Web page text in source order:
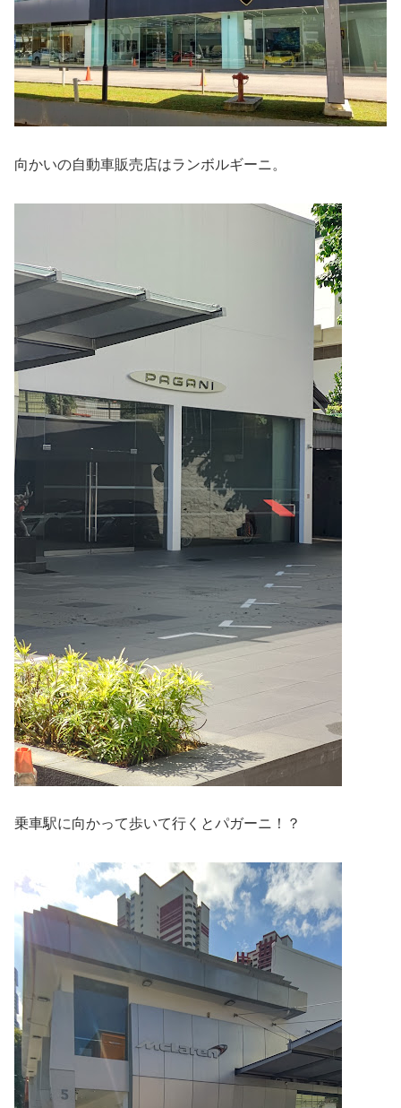
向かいの自動車販売店はランボルギーニ。
乗車駅に向かって歩いて行くとパガーニ！？